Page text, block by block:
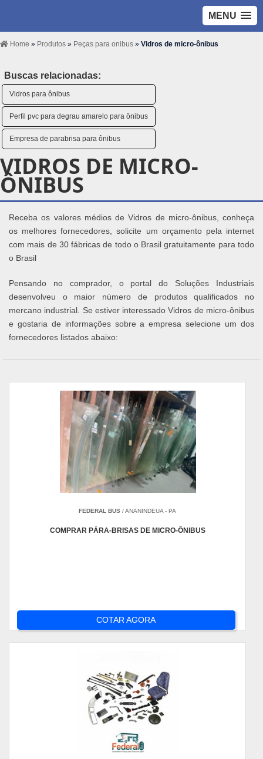
MENU
Home » Produtos » Peças para onibus » Vidros de micro-ônibus
Buscas relacionadas:
Vidros para ônibus
Perfil pvc para degrau amarelo para ônibus
Empresa de parabrisa para ônibus
VIDROS DE MICRO-
ÔNIBUS
Receba os valores médios de Vidros de micro-ônibus, conheça
os melhores fornecedores, solicite um orçamento pela internet
com mais de 30 fábricas de todo o Brasil gratuitamente para todo
o Brasil
Pensando no comprador, o portal do Soluções Industriais
desenvolveu o maior número de produtos qualificados no
mercano industrial. Se estiver interessado Vidros de micro-ônibus
e gostaria de informações sobre a empresa selecione um dos
fornecedores listados abaixo:
FEDERAL BUS / ANANINDEUA - PA
COMPRAR PÁRA-BRISAS DE MICRO-ÔNIBUS
COTAR AGORA